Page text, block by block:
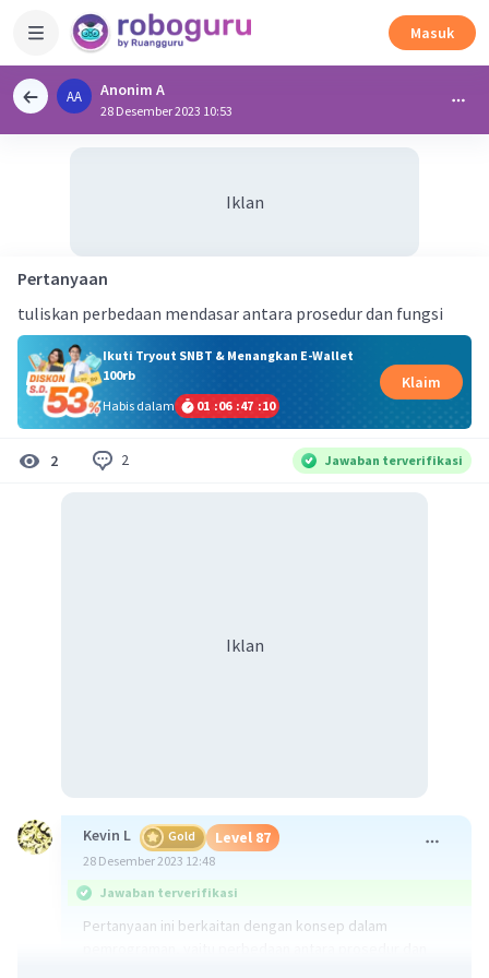
Masuk
AA Anonim A
28 Desember 2023 10:53
Iklan
Pertanyaan
tuliskan perbedaan mendasar antara prosedur dan fungsi
Ikuti Tryout SNBT & Menangkan E-Wallet
100rb
Habis dalam
01 :06 :47 :10
Klaim
2 2 Jawaban terverifikasi
Iklan
Kevin L Gold Level 87
28 Desember 2023 12:48
Jawaban terverifikasi
Pertanyaan ini berkaitan dengan konsep dalam